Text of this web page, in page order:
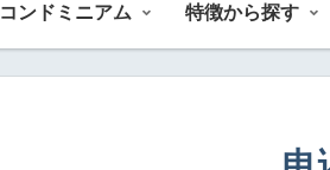
コンドミニアム 特徴から探す